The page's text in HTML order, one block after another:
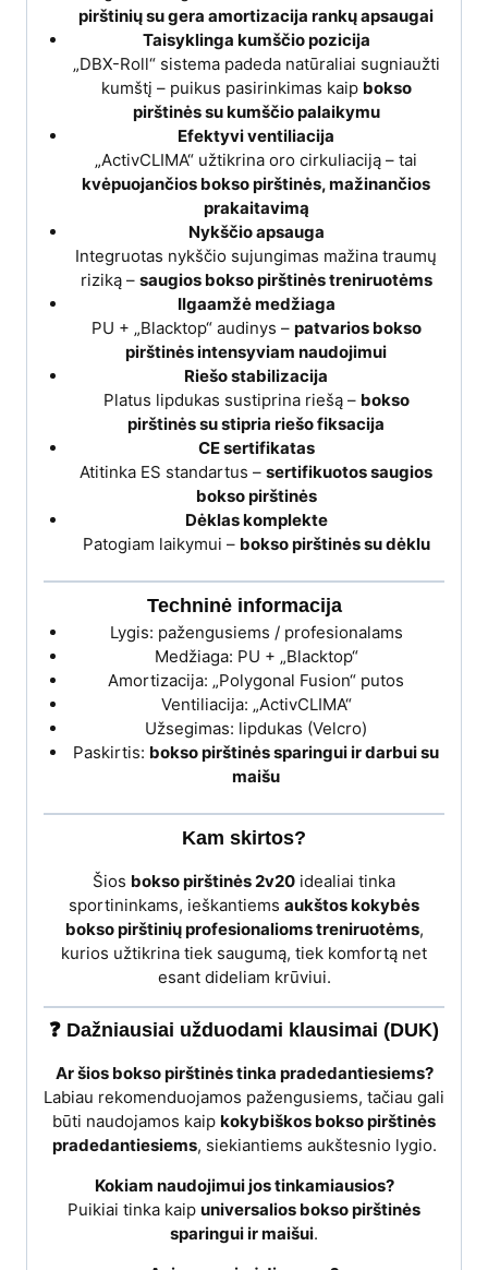
pirštinių su gera amortizacija rankų apsaugai
Taisyklinga kumščio pozicija
„DBX-Roll“ sistema padeda natūraliai sugniaužti
kumštį – puikus pasirinkimas kaip bokso
pirštinės su kumščio palaikymu
Efektyvi ventiliacija
„ActivCLIMA“ užtikrina oro cirkuliaciją – tai
kvėpuojančios bokso pirštinės, mažinančios
prakaitavimą
Nykščio apsauga
Integruotas nykščio sujungimas mažina traumų
riziką – saugios bokso pirštinės treniruotėms
Ilgaamžė medžiaga
PU + „Blacktop“ audinys – patvarios bokso
pirštinės intensyviam naudojimui
Riešo stabilizacija
Platus lipdukas sustiprina riešą – bokso
pirštinės su stipria riešo fiksacija
CE sertifikatas
Atitinka ES standartus –sertifikuotos saugios
bokso pirštinės
Dėklas komplekte
Patogiam laikymui – bokso pirštinės su dėklu
Techninė informacija
Lygis: pažengusiems / profesionalams
Medžiaga: PU + „Blacktop“
Amortizacija: „Polygonal Fusion“ putos
Ventiliacija: „ActivCLIMA“
Užsegimas: lipdukas (Velcro)
Paskirtis: bokso pirštinės sparingui ir darbui su
maišu
Kam skirtos?
Šios bokso pirštinės 2v20 idealiai tinka
sportininkams, ieškantiems aukštos kokybės
bokso pirštinių profesionalioms treniruotėms,
kurios užtikrina tiek saugumą, tiek komfortą net
esant dideliam krūviui.
❓ Dažniausiai užduodami klausimai (DUK)
Ar šios bokso pirštinės tinka pradedantiesiems?
Labiau rekomenduojamos pažengusiems, tačiau gali
būti naudojamos kaip kokybiškos bokso pirštinės
pradedantiesiems, siekiantiems aukštesnio lygio.
Kokiam naudojimui jos tinkamiausios?
Puikiai tinka kaip universalios bokso pirštinės
sparingui ir maišui.